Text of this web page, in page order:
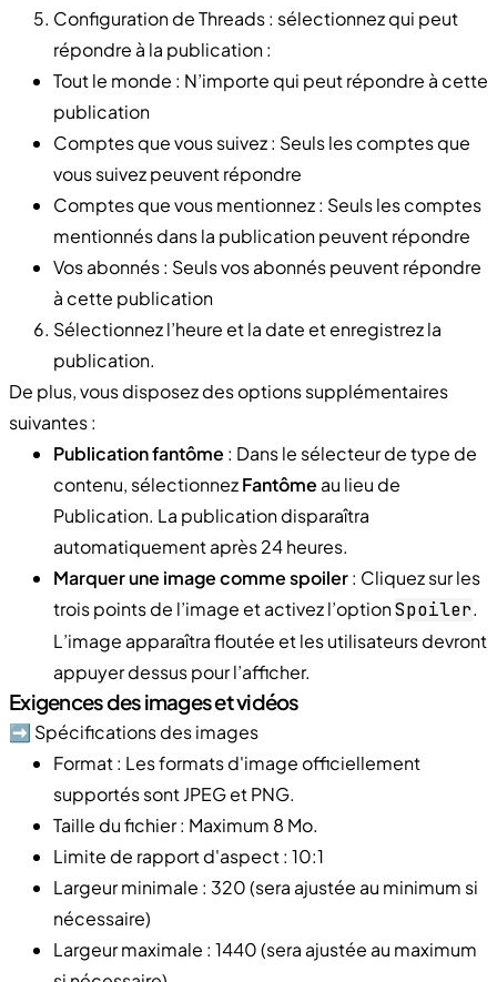
Configuration de Threads : sélectionnez qui peut
répondre à la publication :
Tout le monde : N’importe qui peut répondre à cette
publication
Comptes que vous suivez : Seuls les comptes que
vous suivez peuvent répondre
Comptes que vous mentionnez : Seuls les comptes
mentionnés dans la publication peuvent répondre
Vos abonnés : Seuls vos abonnés peuvent répondre
à cette publication
Sélectionnez l’heure et la date et enregistrez la
publication.
De plus, vous disposez des options supplémentaires
suivantes :
Publication fantôme : Dans le sélecteur de type de
contenu, sélectionnezFantôme au lieu de
Publication. La publication disparaîtra
automatiquement après 24 heures.
Marquer une image comme spoiler: Cliquez sur les
trois points de l’image et activez l’optionSpoiler.
L’image apparaîtra floutée et les utilisateurs devront
appuyer dessus pour l’afficher.
Exigences des images et vidéos
➡️ Spécifications des images
Format : Les formats d'image officiellement
supportés sont JPEG et PNG.
Taille du fichier : Maximum 8 Mo.
Limite de rapport d'aspect : 10:1
Largeur minimale : 320 (sera ajustée au minimum si
nécessaire)
Largeur maximale : 1440 (sera ajustée au maximum